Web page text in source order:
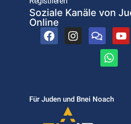
Soziale Kanäle von
Online
Für Juden und Bnei Noach